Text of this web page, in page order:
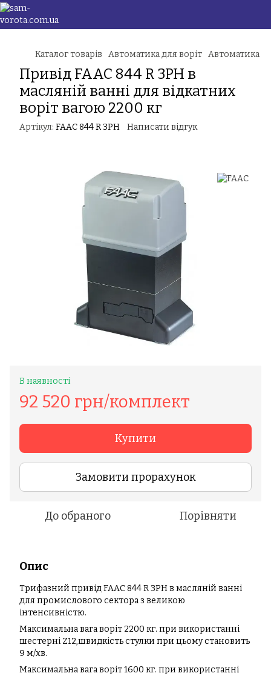
Каталог товарів Автоматика для воріт Автоматика
Привід FAAC 844 R 3PH в
масляній ванні для відкатних
воріт вагою 2200 кг
Артікул: FAAC 844 R 3PH Написати відгук
В наявності
92 520 грн/комплект
Купити
Замовити прорахунок
До обраного Порівняти
Опис
Трифазний привід FAAC 844 R 3PH в масляній ванні
для промислового сектора з великою
інтенсивністю.
Максимальна вага воріт 2200 кг. при використанні
шестерні Z12,швидкість стулки при цьому становить
9 м/хв.
Максимальна вага воріт 1600 кг. при використанні